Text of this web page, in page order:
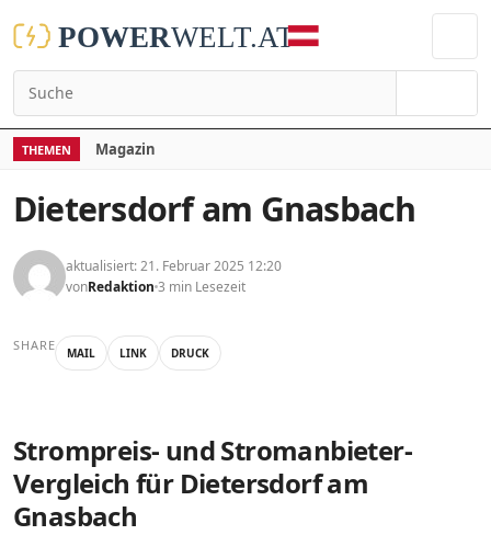
THEMEN Magazin
Dietersdorf am Gnasbach
aktualisiert: 21. Februar 2025 12:20
vonRedaktion 3 min Lesezeit
SHARE MAIL LINK DRUCK
Strompreis- und Stromanbieter-
Vergleich für Dietersdorf am
Gnasbach